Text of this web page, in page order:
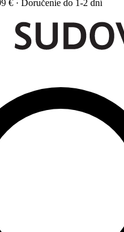
€ · Doručenie do 1-2 dní